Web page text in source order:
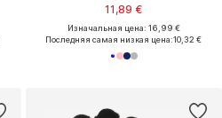
11,89 €
Изначальная цена: 16,99 €
Последняя самая низкая цена:10,32 €